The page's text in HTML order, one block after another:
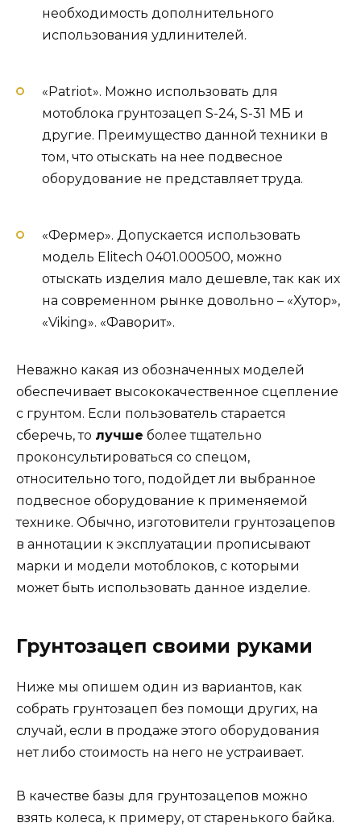
необходимость дополнительного
использования удлинителей.
«Patriot». Можно использовать для
мотоблока грунтозацеп S-24, S-31 МБ и
другие. Преимущество данной техники в
том, что отыскать на нее подвесное
оборудование не представляет труда.
«Фермер». Допускается использовать
модель Elitech 0401.000500, можно
отыскать изделия мало дешевле, так как их
на современном рынке довольно – «Хутор»,
«Viking». «Фаворит».
Неважно какая из обозначенных моделей
обеспечивает высококачественное сцепление
с грунтом. Если пользователь старается
сберечь, то лучше более тщательно
проконсультироваться со спецом,
относительно того, подойдет ли выбранное
подвесное оборудование к применяемой
технике. Обычно, изготовители грунтозацепов
в аннотации к эксплуатации прописывают
марки и модели мотоблоков, с которыми
может быть использовать данное изделие.
Грунтозацеп своими руками
Ниже мы опишем один из вариантов, как
собрать грунтозацеп без помощи других, на
случай, если в продаже этого оборудования
нет либо стоимость на него не устраивает.
В качестве базы для грунтозацепов можно
взять колеса, к примеру, от старенького байка.